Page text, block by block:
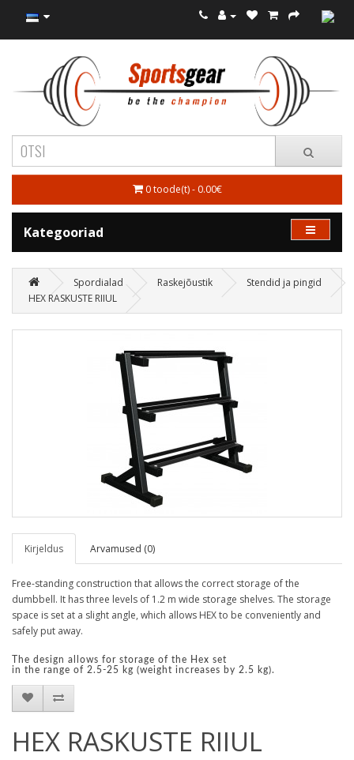
0 toode(t) - 0.00€
Kategooriad
Spordialad Raskejõustik
Stendid ja pingid
HEX RASKUSTE RIIUL
Kirjeldus Arvamused (0)
Free-standing construction that allows the correct storage of the
dumbbell. It has three levels of 1.2 m wide storage shelves. The storage
space is set at a slight angle, which allows HEX to be conveniently and
safely put away.
The design allows for storage of the Hex set
in the range of 2.5-25 kg (weight increases by 2.5 kg).
HEX RASKUSTE RIIUL